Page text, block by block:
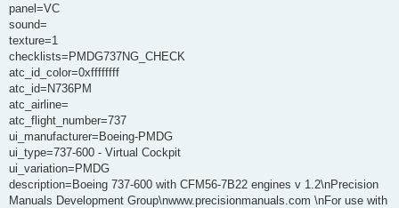
panel=VC
sound=
texture=1
checklists=PMDG737NG_CHECK
atc_id_color=0xffffffff
atc_id=N736PM
atc_airline=
atc_flight_number=737
ui_manufacturer=Boeing-PMDG
ui_type=737-600 - Virtual Cockpit
ui_variation=PMDG
description=Boeing 737-600 with CFM56-7B22 engines v 1.2\nPrecision
Manuals Development Group\nwww.precisionmanuals.com \nFor use with